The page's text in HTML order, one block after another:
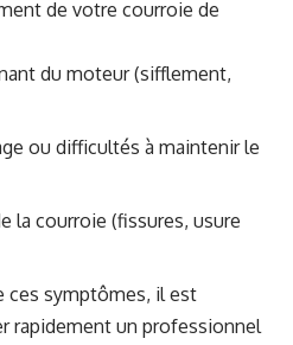
de votre courroie de
du moteur (sifflement,
ou difficultés à maintenir le
la courroie (fissures, usure
ces symptômes, il est
rapidement un professionnel